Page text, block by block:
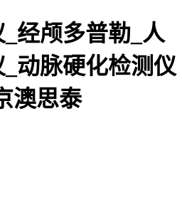
经颅多普勒_人
动脉硬化检测仪
澳思泰